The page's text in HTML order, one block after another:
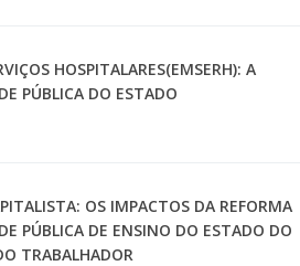
HOSPITALARES(EMSERH): A
PÚBLICA DO ESTADO
OS IMPACTOS DA REFORMA
PÚBLICA DE ENSINO DO ESTADO DO
TRABALHADOR